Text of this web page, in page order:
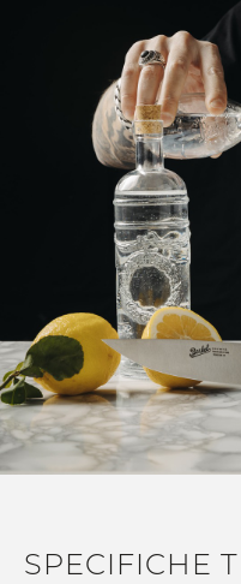
perfetto grazie
Logo e design Berkel
“B” in rilievo sulla
APPROFONDISCI
SPECIFICHE